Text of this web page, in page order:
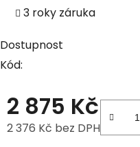
3 roky záruka
Dostupnost
Kód:
2 875 Kč
2 376 Kč bez DPH